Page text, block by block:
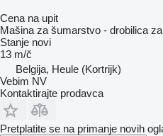
Cena na upit
Mašina za šumarstvo - drobilica
Stanje novi
13 m/č
Belgija, Heule (Kortrijk)
Vebim NV
Kontaktirajte prodavca
Pretplatite se na primanje novih